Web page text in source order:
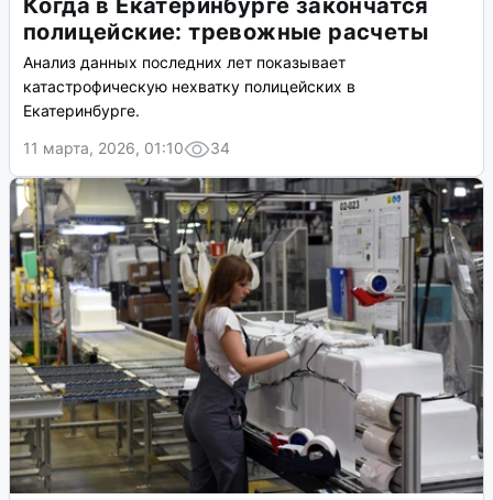
Когда в Екатеринбурге закончатся
полицейские: тревожные расчеты
Анализ данных последних лет показывает
катастрофическую нехватку полицейских в
Екатеринбурге.
11 марта, 2026, 01:10
34